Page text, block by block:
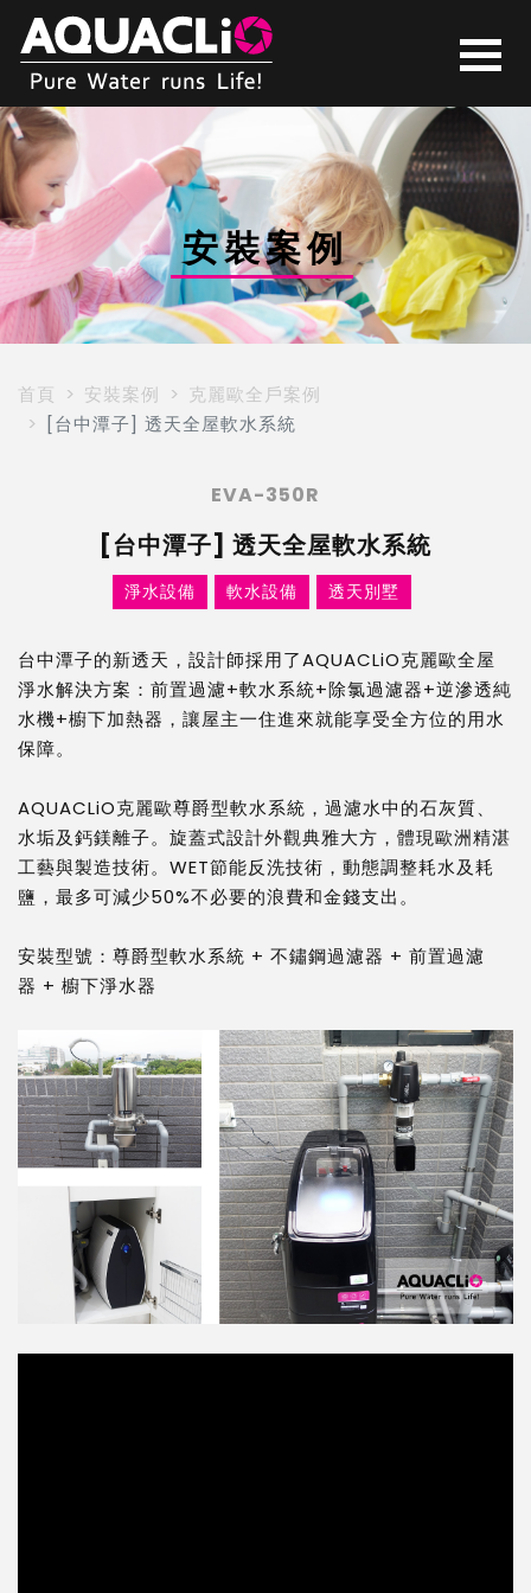
設
計
師
推
薦
軟
水
機
安裝案例
首頁 安裝案例
克麗歐全戶案例
[台中潭子] 透天全屋軟水系統
EVA-350R
[台中潭子] 透天全屋軟水系統
淨水設備 軟水設備 透天別墅
台中潭子的新透天，設計師採用了AQUACLiO克麗歐全屋
淨水解決方案：前置過濾+軟水系統+除氯過濾器+逆滲透純
水機+櫥下加熱器，讓屋主一住進來就能享受全方位的用水
保障。
AQUACLiO克麗歐尊爵型軟水系統，過濾水中的石灰質、
水垢及鈣鎂離子。旋蓋式設計外觀典雅大方，體現歐洲精湛
工藝與製造技術。WET節能反洗技術，動態調整耗水及耗
鹽，最多可減少50%不必要的浪費和金錢支出。
安裝型號： 尊爵型軟水系統 + 不鏽鋼過濾器 + 前置過濾
器 + 櫥下淨水器